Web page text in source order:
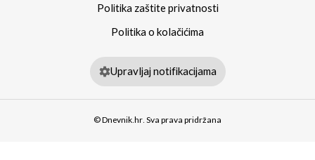
Politika zaštite privatnosti
Politika o kolačićima
Upravljaj notifikacijama
© Dnevnik.hr. Sva prava pridržana